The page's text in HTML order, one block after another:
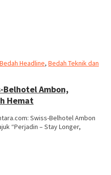
Bedah Headline, Bedah Teknik dan
Belhotel Ambon,
Hemat
Swiss-Belhotel Ambon
“Perjadin – Stay Longer,